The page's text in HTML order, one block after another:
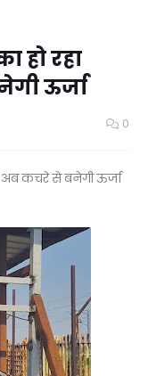
हो रहा
ऊर्जा
0
अब कचरे से बनेगी ऊर्जा